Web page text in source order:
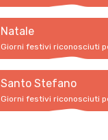
Natale
Giorni festivi riconosciuti
Santo Stefano
Giorni festivi riconosciuti